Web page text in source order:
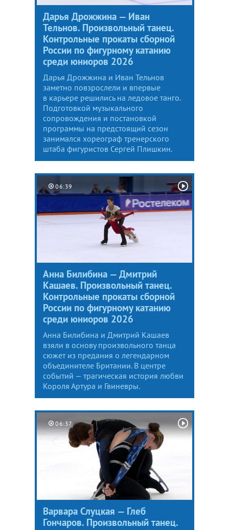
Дарья Дрожжина — Иван
Тельнов. Произвольный танец.
Контрольные прокаты сборной
России по фигурному катанию
среди юниоров 2026
Дарья Дрожжина и Иван Тельнов
заметно повзрослели и впервые
в карьере решились на ледовое танго.
Подготовкой музыкального
сопровождения и постановкой
программы на предстоящий сезон
занимался хореограф тренерского
штаба фигуристов Сергей Плишкин.
06:39
Анна Билибина — Дмитрий
Кашаев. Произвольный танец.
Контрольные прокаты сборной
России по фигурному катанию
среди юниоров 2026
Анна Билибина и Дмитрий Кашаев
взяли в основу произвольного танца
сюжет из предания о легендарном
объединителе Британии. В центре
событий — трагическая история любви
Короля Артура и Гвиневры.
06:37
Варвара Слуцкая — Глеб
Гончаров. Произвольный танец.